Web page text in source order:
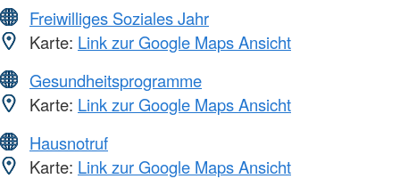
Freiwilliges Soziales Jahr
Karte: Link zur Google Maps Ansicht
Gesundheitsprogramme
Karte: Link zur Google Maps Ansicht
Hausnotruf
Karte: Link zur Google Maps Ansicht